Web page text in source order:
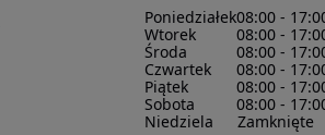
Poniedziałek08:00 -
Wtorek
08:00 -
Środa
08:00 -
Czwartek
08:00 -
Piątek
08:00 -
Sobota
08:00 -
Niedziela
Zamknięte